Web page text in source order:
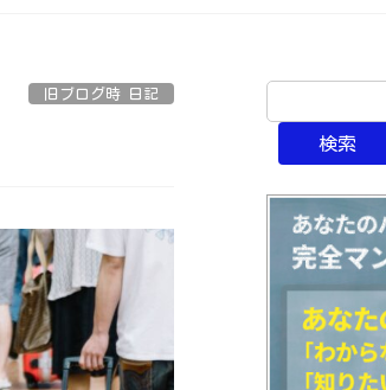
旧ブログ時 日記
検索